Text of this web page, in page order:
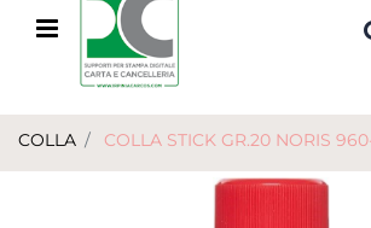
Open menu
COLLA COLLA STICK GR.20 NORIS